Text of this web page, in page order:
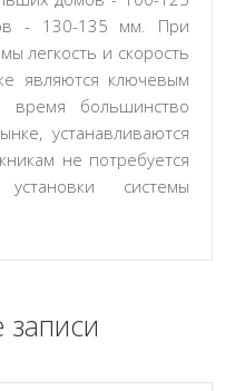
- 130-135 мм. При
легкость и скорость
являются ключевым
время большинство
устанавливаются
не потребуется
системы